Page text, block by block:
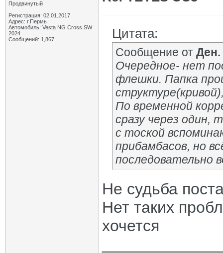
Продвинутый
Регистрация: 02.01.2017
Адрес: г.Пермь
Автомобиль: Vesta NG Cross SW
2024
Сообщений: 1,867
Цитата:
Сообщение от Ден.
Очередное- нет
флешки. Папка
По временной
сразу через один,
с тоской
прибамбасов, но
последовательно
Не судьба
Нет таких
хочется